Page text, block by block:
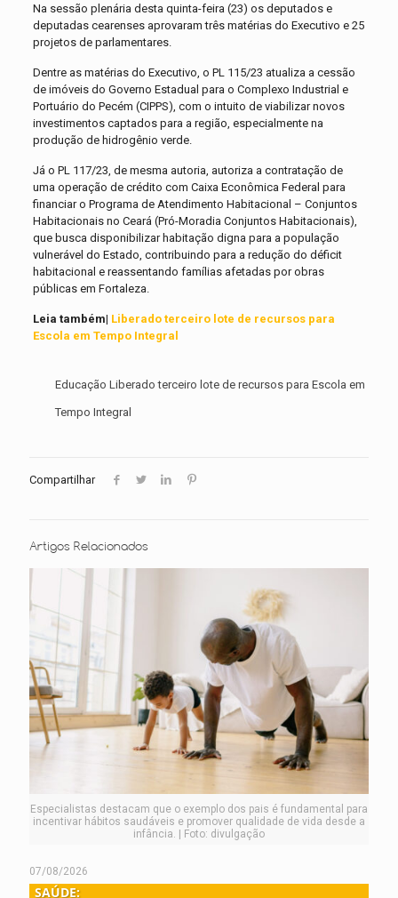
Na sessão plenária desta quinta-feira (23) os deputados e
deputadas cearenses aprovaram três matérias do Executivo e 25
projetos de parlamentares.
Dentre as matérias do Executivo, o PL 115/23 atualiza a cessão
de imóveis do Governo Estadual para o Complexo Industrial e
Portuário do Pecém (CIPPS), com o intuito de viabilizar novos
investimentos captados para a região, especialmente na
produção de hidrogênio verde.
Já o PL 117/23, de mesma autoria, autoriza a contratação de
uma operação de crédito com Caixa Econômica Federal para
financiar o Programa de Atendimento Habitacional – Conjuntos
Habitacionais no Ceará (Pró-Moradia Conjuntos Habitacionais),
que busca disponibilizar habitação digna para a população
vulnerável do Estado, contribuindo para a redução do déficit
habitacional e reassentando famílias afetadas por obras
públicas em Fortaleza.
Leia também| Liberado terceiro lote de recursos para
Escola em Tempo Integral
Educação Liberado terceiro lote de recursos para Escola em
Tempo Integral
Compartilhar
Artigos Relacionados
Especialistas destacam que o exemplo dos pais é fundamental para
incentivar hábitos saudáveis e promover qualidade de vida desde a
infância. | Foto: divulgação
07/08/2026
SAÚDE: